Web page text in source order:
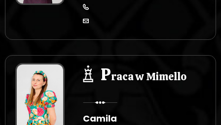
Praca w Mimello
Camila